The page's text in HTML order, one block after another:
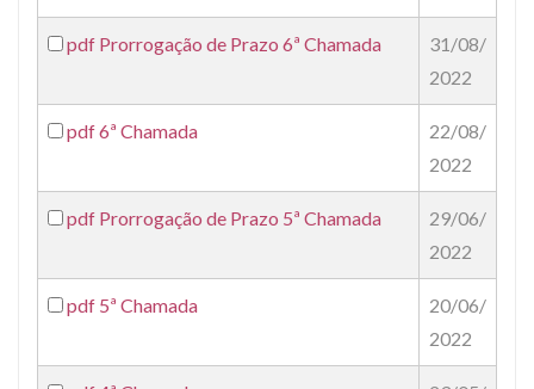
pdf Prorrogação de Prazo 6ª Chamada
31/08/
2022
pdf6ª Chamada
22/08/
2022
pdf Prorrogação de Prazo 5ª Chamada
29/06/
2022
pdf 5ª Chamada
20/06/
2022